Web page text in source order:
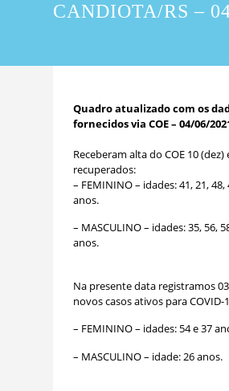
CANDIOTA/RS –
Quadro atualizado com os
fornecidos via COE – 04/06/
Receberam alta do COE 10 (dez)
recuperados:
– FEMININO – idades: 41, 21, 48,
anos.
– MASCULINO – idades: 35, 56,
anos.
Na presente data registramos
novos casos ativos para COVID-
– FEMININO – idades: 54 e 37
– MASCULINO – idade: 26 anos.